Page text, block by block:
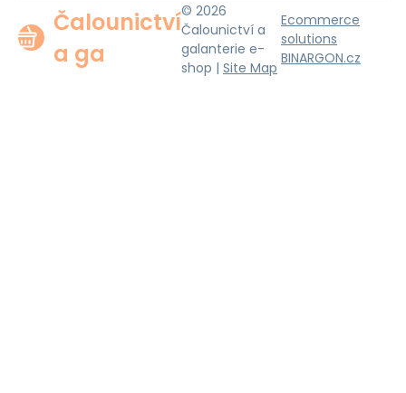
Čalounictví
a ga
© 2026
Čalounictví a
galanterie e-
shop | Site Map
Ecommerce
solutions
BINARGON.cz